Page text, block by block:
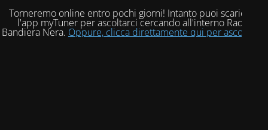
Torneremo online entro pochi giorni! Intanto puoi scaricare
l'app myTuner per ascoltarci cercando all'interno Radio
Bandiera Nera. Oppure, clicca direttamente qui per ascoltarci!